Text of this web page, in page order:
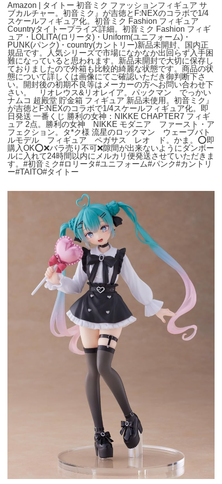
Amazon | タイトー 初音ミク ファッションフィギュア サ
ブカルチャー。初音ミク』が吉徳とF:NEXのコラボで1/4
スケールフィギュア化。初音ミク Fashion フィギュア
Countryタイトープライズ詳細。初音ミク Fashion フィギ
ュア・LOLITA(ロリータ)・Uniform(ユニフォーム)・
PUNK(パンク)・country(カントリー)新品未開封、国内正
規品です。人気シリーズで市場になかなか出回らず入手困
難になっていると思われます。新品未開封で大切に保存し
ておりましたので外箱も比較的綺麗な状態です。商品の状
態について詳しくは画像にてご確認いただき御判断下さ
い。開封後の初期不良等はメーカーの方へお問い合わせ下
さい。 リオレウス&リオレイア。パックマン でっかい
ナムコ 超殿堂 貯金箱 フィギュア 新品未使用。初音ミク』
が吉徳とF:NEXのコラボで1/4スケールフィギュア化。即
日発送 一番くじ 勝利の女神：NIKKE CHAPTER7 フィギ
ュア 2点。勝利の女神 NIKKE モダニア ファースト・ア
フェクション。タ*ク様 流星のロックマン ウェーブバト
ルモデル フィギュア ペガサス レオ ド。かま。⭕即
購入OK⭕❌バラ売り不可❌隙間が出来ないようにダンボー
ルに入れて24時間以内にメルカリ便発送させていただきま
す。#初音ミク#ロリータ#ユニフォーム#パンク#カントリ
ー#TAITO#タイトー